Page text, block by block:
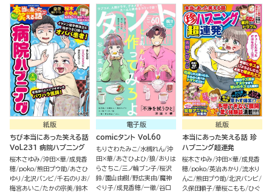
紙版
ちび本当にあった笑える話
Vol.231 病院ハプニング
桜木さゆみ 沖田×華 成見香
穂 poko 熊田プウ助 あさひ
ゆり
北沢バンビ 千石のりお
梅宮あいこ たかの宗美 鈴木
電子版
comicタント Vol.60
もりさわたみこ 水槻れん 沖
田×華 あさひよひ 狼 おりは
らさちこ 三ノ輪ブン子 桜沢
鈴 園山由樹 野広実由 魔神
ぐり子 成見香穂 一徹 谷口
紙版
本当にあった笑える話 珍
ハプニング超連発
桜木さゆみ 沖田×華 成見香
穂 poko 英治あかり
流水り
んこ 熊田プウ助 北沢バンビ
久保田順子 華桜こもも ひぐ